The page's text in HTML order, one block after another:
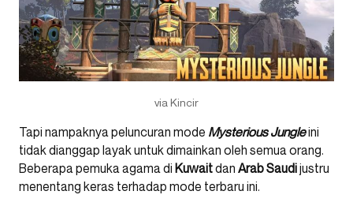
via Kincir
Tapi nampaknya peluncuran mode Mysterious Jungleini
tidak dianggap layak untuk dimainkan oleh semua orang.
Beberapa pemuka agama di Kuwaitdan Arab Saudijustru
menentang keras terhadap mode terbaru ini.